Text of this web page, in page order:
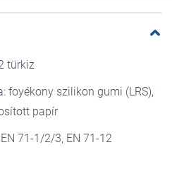
mossa le és öblítse le jól.
folyadék) és forró gőzsterilizáló
a csomagoláson
recycle
türkiz
foyékony szilikon gumi (LRS),
papír
71-1/2/3, EN 71-12